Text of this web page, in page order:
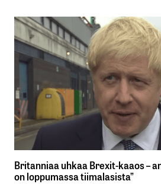
Britanniaa uhkaa Brexit-kaaos –
on loppumassa tiimalasista”